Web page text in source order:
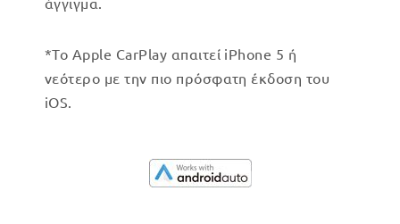
*Το Apple CarPlay απαιτεί iPhone 5 ή
νεότερο με την πιο πρόσφατη έκδοση του
iOS.